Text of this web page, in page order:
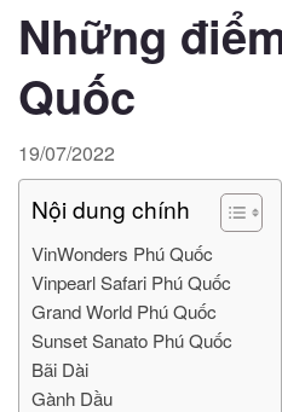
Những
Quốc
19/07/2022
Nội dung chính
VinWonders Phú Quốc
Vinpearl Safari Phú Quốc
Grand World Phú Quốc
Sunset Sanato Phú Quốc
Bãi Dài
Gành Dầu